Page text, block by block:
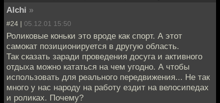
Alchi »
#24 | 05.12.01 15:50
Роликовые коньки это вроде как спорт. А этот
самокат позиционируется в другую область.
Так сказать заради проведения досуга и активного
отдыха можно кататься на чем угодно. А чтобы
использовать для реального передвижения... Не так
много у нас народу на работу ездит на велосипедах
и роликах. Почему?